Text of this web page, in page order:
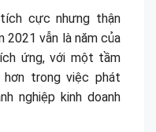
cực nhưng thận
2021 vẫn là năm của
ứng, với một tầm
hơn trong việc phát
nghiệp kinh doanh